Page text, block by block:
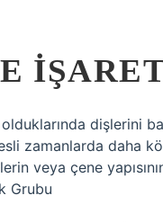
dişlerini
zamanlarda daha
veya çene
Grubu